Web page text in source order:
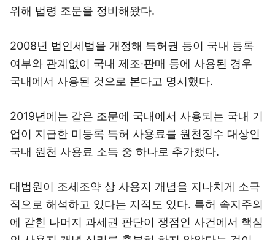
위해 법령 조문을 정비해왔다.
2008년 법인세법을 개정해 특허권 등이 국내 등록
여부와 관계없이 국내 제조·판매 등에 사용된 경우
국내에서 사용된 것으로 본다고 명시했다.
2019년에는 같은 조문에 국내에서 사용되는 국내 기
업이 지급한 미등록 특허 사용료를 원천징수 대상인
국내 원천 사용료 소득 중 하나로 추가했다.
대법원이 조세조약 상 사용지 개념을 지나치게 소극
적으로 해석하고 있다는 지적도 있다. 특허 속지주의
에 갇힌 나머지 과세권 판단이 쟁점인 사건에서 핵심